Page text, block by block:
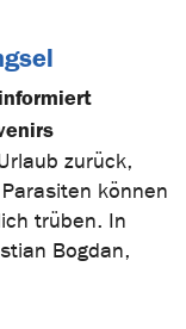
zurück,
können
trüben. In
Bogdan,